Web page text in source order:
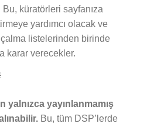
küratörleri sayfanıza
yardımcı olacak ve
listelerinden birinde
karar verecekler.
yalnızca yayınlanmamış
Bu, tüm DSP’lerde